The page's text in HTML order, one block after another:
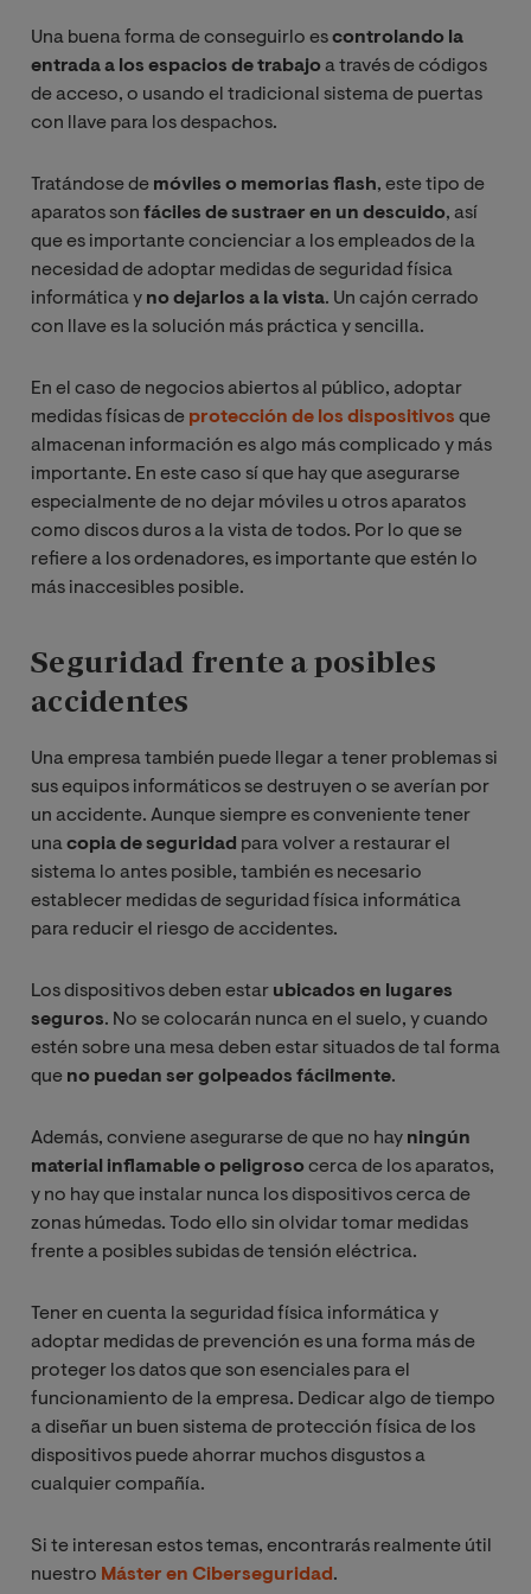
Una buena forma de conseguirlo escontrolando la
entrada a los espacios de trabajoa través de códigos
de acceso, o usando el tradicional sistema de puertas
con llave para los despachos.
Tratándose de móviles o memorias flash, este tipo de
aparatos son fáciles de sustraer en un descuido, así
que es importante concienciar a los empleados de la
necesidad de adoptar medidas de seguridad física
informática y no dejarlos a la vista. Un cajón cerrado
con llave es la solución más práctica y sencilla.
En el caso de negocios abiertos al público, adoptar
medidas físicas de protección de los dispositivos que
almacenan información es algo más complicado y más
importante. En este caso sí que hay que asegurarse
especialmente de no dejar móviles u otros aparatos
como discos duros a la vista de todos. Por lo que se
refiere a los ordenadores, es importante que estén lo
más inaccesibles posible.
Seguridad frente a posibles
accidentes
Una empresa también puede llegar a tener problemas si
sus equipos informáticos se destruyen o se averían por
un accidente. Aunque siempre es conveniente tener
unacopia de seguridad para volver a restaurar el
sistema lo antes posible, también es necesario
establecer medidas de seguridad física informática
para reducir el riesgo de accidentes.
Los dispositivos deben estar ubicados en lugares
seguros. No se colocarán nunca en el suelo, y cuando
estén sobre una mesa deben estar situados de tal forma
que no puedan ser golpeados fácilmente.
Además, conviene asegurarse de que no hay ningún
material inflamable o peligrosocerca de los aparatos,
y no hay que instalar nunca los dispositivos cerca de
zonas húmedas. Todo ello sin olvidar tomar medidas
frente a posibles subidas de tensión eléctrica.
Tener en cuenta la seguridad física informática y
adoptar medidas de prevención es una forma más de
proteger los datos que son esenciales para el
funcionamiento de la empresa. Dedicar algo de tiempo
a diseñar un buen sistema de protección física de los
dispositivos puede ahorrar muchos disgustos a
cualquier compañía.
Si te interesan estos temas, encontrarás realmente útil
nuestro Máster en Ciberseguridad .